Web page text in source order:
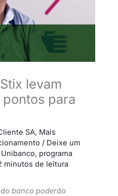
levam
para
SA, Mais
/ Deixe um
, programa
minutos de leitura
banco poderão